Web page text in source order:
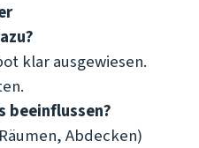
klar ausgewiesen.
beeinflussen?
Abdecken)